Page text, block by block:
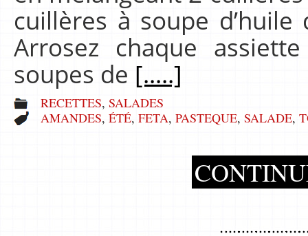
cuillères à soupe
Arrosez chaque
soupes de [.....]
RECETTES, SALADES
AMANDES, ÉTÉ, FETA, PASTEQUE, SALADE,